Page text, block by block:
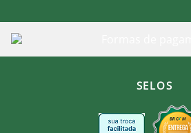
SELOS